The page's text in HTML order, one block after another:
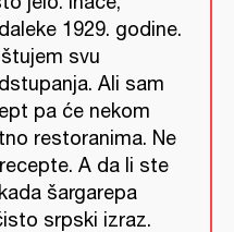
1929. godine.
svu
Ali sam
pa će nekom
restoranima. Ne
A da li ste
šargarepa
srpski izraz.